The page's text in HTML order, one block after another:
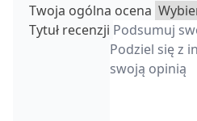
Twoja ogólna ocena
Tytuł recenzji